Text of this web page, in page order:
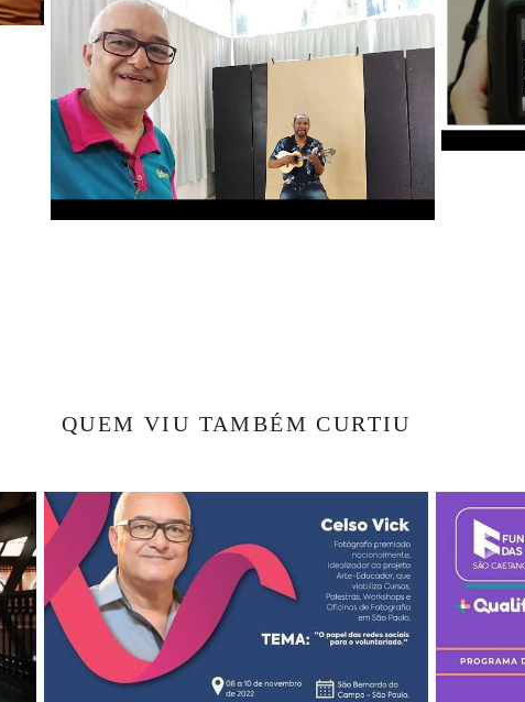
QUEM VIU TAMBÉM CURTIU